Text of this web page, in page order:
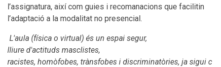
l’assignatura, així com guies i recomanacions que facilitin
l’adaptació a la modalitat no presencial.
L'aula (física o virtual) és un espai segur,
lliure d'actituds masclistes,
racistes, homòfobes, trànsfobes i discriminatòries, ja sigui c